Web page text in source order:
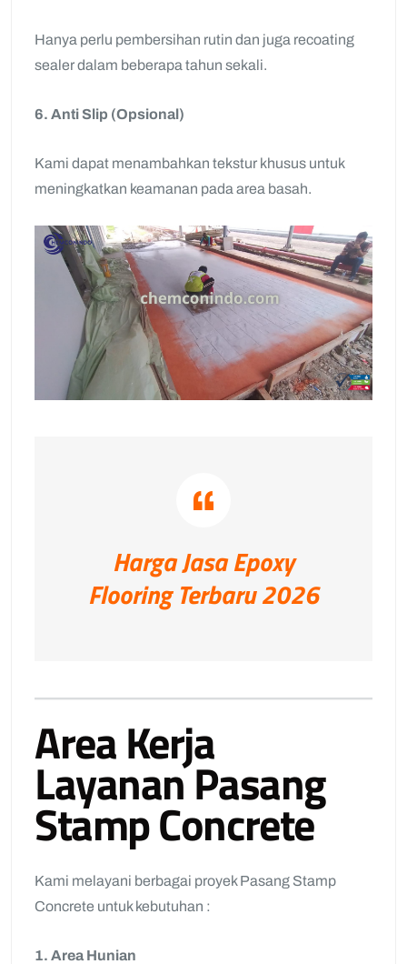
Hanya perlu pembersihan rutin dan juga recoating
sealer dalam beberapa tahun sekali.
6. Anti Slip (Opsional)
Kami dapat menambahkan tekstur khusus untuk
meningkatkan keamanan pada area basah.
Harga Jasa Epoxy
Flooring Terbaru 2026
Area Kerja
Layanan Pasang
Stamp Concrete
Kami melayani berbagai proyek Pasang Stamp
Concrete untuk kebutuhan :
1. Area Hunian